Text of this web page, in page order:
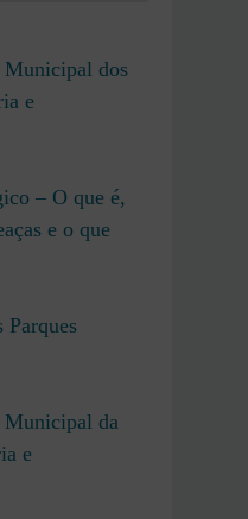
Municipal dos
e
– O que é,
e o que
Parques
Municipal da
e